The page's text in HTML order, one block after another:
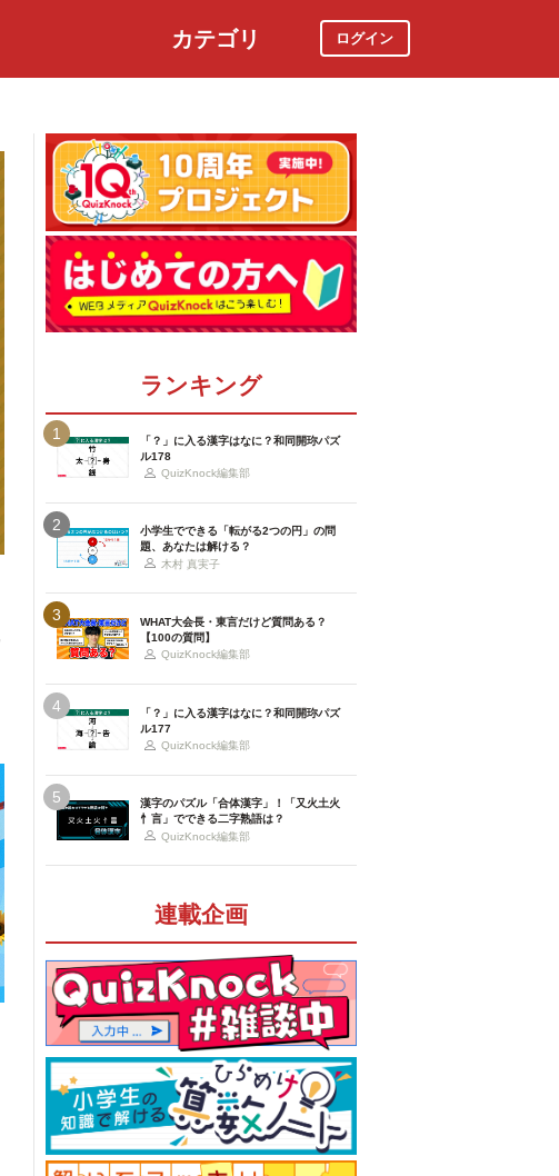
カテゴリ ログイン
ランキング
1
「？」に入る漢字はなに？和同開珎パズ
ル178
QuizKnock編集部
2
小学生でできる「転がる2つの円」の問
題、あなたは解ける？
木村 真実子
3
WHAT大会長・東言だけど質問ある？
【100の質問】
QuizKnock編集部
4
「？」に入る漢字はなに？和同開珎パズ
ル177
QuizKnock編集部
5
漢字のパズル「合体漢字」！「又火土火
忄言」でできる二字熟語は？
QuizKnock編集部
連載企画